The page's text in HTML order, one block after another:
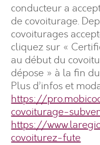
conducteur a
de covoiturage.
covoiturages
cliquez sur «
au début du
dépose » à la fin
Plus d’infos et
https://
covoiturage-
https://
covoiturez-fute